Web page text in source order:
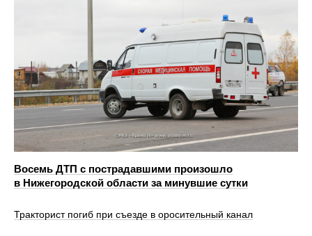
Восемь ДТП с пострадавшими произошло
в Нижегородской области за минувшие сутки
Тракторист погиб при съезде в оросительный канал